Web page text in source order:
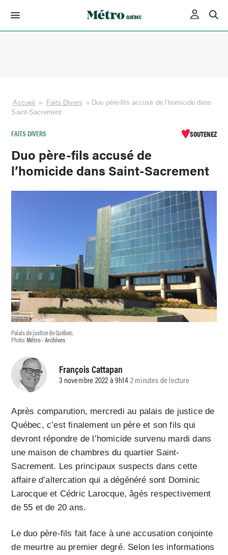
Accueil » Faits Divers » Duo père-fils accusé de l’homicide dans
Saint-Sacrement
FAITS DIVERS SOUTENEZ
Duo père-fils accusé de
l’homicide dans Saint-Sacrement
Palais de justice de Québec.
Photo:Métro - Archives
François Cattapan
3 novembre 2022 à 9h142 minutes de lecture
Après comparution, mercredi au palais de justice de
Québec, c’est finalement un père et son fils qui
devront répondre de l’homicide survenu mardi dans
une maison de chambres du quartier Saint-
Sacrement. Les principaux suspects dans cette
affaire d’altercation qui a dégénéré sont Dominic
Larocque et Cédric Larocque, âgés respectivement
de 55 et de 20 ans.
Le duo père-fils fait face à une accusation conjointe
de meurtre au premier degré. Selon les informations